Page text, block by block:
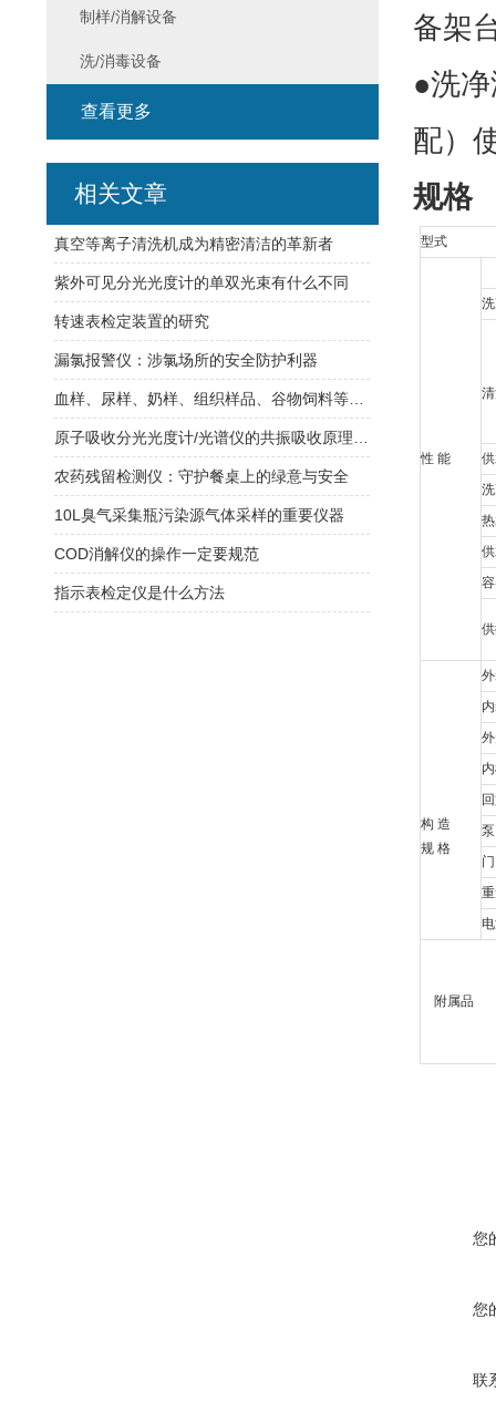
备架
●洗
配）
规格
型式
性 能
构 造
规 格
泵
门
附属品
您
您
联
制样/消解设备
洗/消毒设备
查看更多
相关文章
真空等离子清洗机成为精密清洁的革新者
紫外可见分光光度计的单双光束有什么不同
转速表检定装置的研究
漏氯报警仪：涉氯场所的安全防护利器
农药残留检测仪：守护餐桌上的绿意与安全
10L臭气采集瓶污染源气体采样的重要仪器
COD消解仪的操作一定要规范
指示表检定仪是什么方法